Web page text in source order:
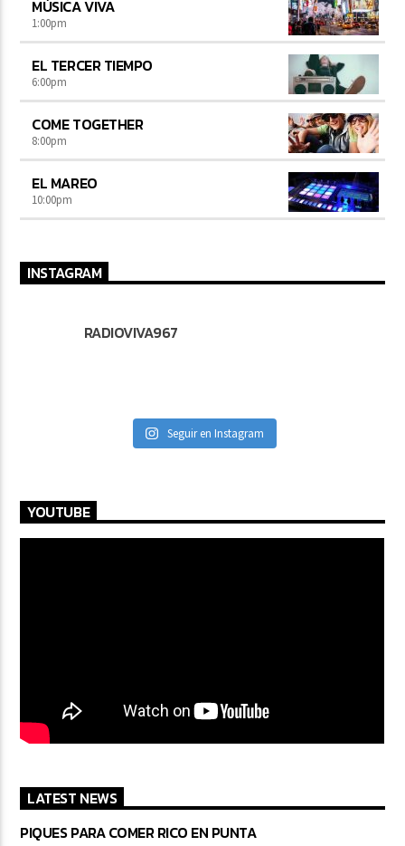
MÚSICA VIVA
1:00pm
EL TERCER TIEMPO
6:00pm
COME TOGETHER
8:00pm
EL MAREO
10:00pm
INSTAGRAM
RADIOVIVA967
Seguir en Instagram
YOUTUBE
LATEST NEWS
PIQUES PARA COMER RICO EN PUNTA